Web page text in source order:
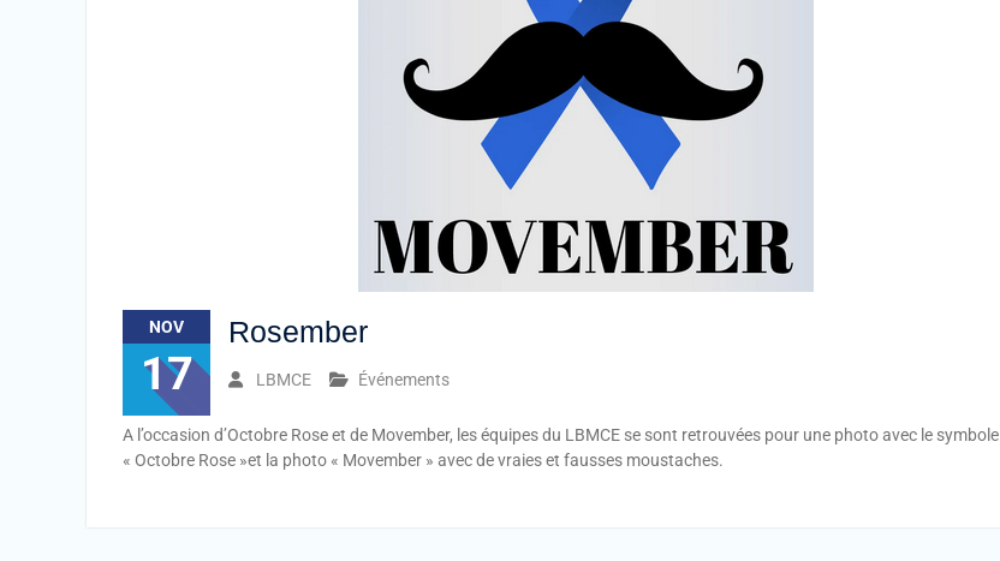
NOV
17
Rosember
LBMCE Événements
A l’occasion d’Octobre Rose et de Movember, les équipes du LBMCE se sont retrouvées pour une photo avec le symbole
« Octobre Rose »et la photo « Movember » avec de vraies et fausses moustaches.